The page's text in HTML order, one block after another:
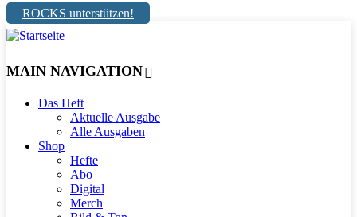
ROCKS unterstützen!
MAIN NAVIGATION
Das Heft
Aktuelle Ausgabe
Alle Ausgaben
Shop
Hefte
Abo
Digital
Merch